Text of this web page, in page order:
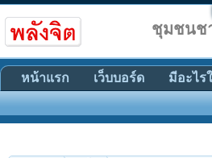
ชุมชนช
หน้าแรก เว็บบอร์ด มีอะไร